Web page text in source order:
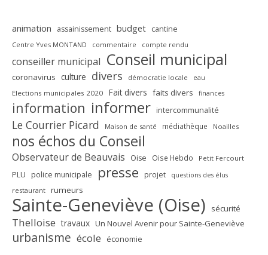
animation assainissement budget cantine
Centre Yves MONTAND commentaire compte rendu
conseiller municipal Conseil municipal
coronavirus culture divers démocratie locale eau
Elections municipales 2020 Fait divers faits divers finances
information informer intercommunalité
Le Courrier Picard Maison de santé médiathèque Noailles
nos échos du Conseil
Observateur de Beauvais Oise Oise Hebdo Petit Fercourt
PLU police municipale presse projet questions des élus
restaurant rumeurs
Sainte-Geneviève (Oise) sécurité
Thelloise travaux Un Nouvel Avenir pour Sainte-Geneviève
urbanisme école économie